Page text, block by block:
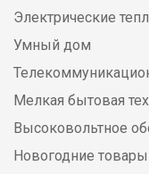
Электрические
Умный дом
Мелкая бытовая
Высоковольтное
Новогодние товары